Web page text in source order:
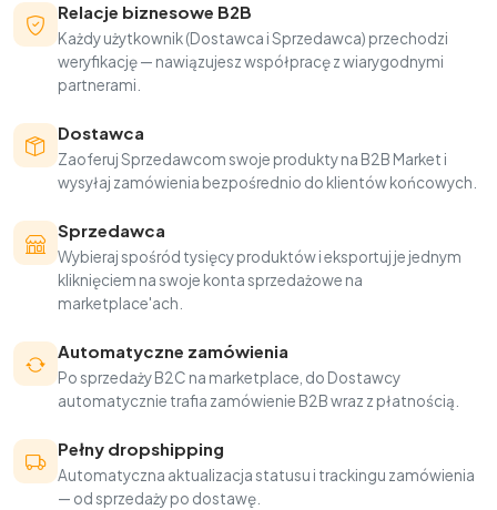
Relacje biznesowe B2B
Każdy użytkownik (Dostawca i Sprzedawca) przechodzi
weryfikację — nawiązujesz współpracę z wiarygodnymi
partnerami.
Dostawca
Zaoferuj Sprzedawcom swoje produkty na B2B Market i
wysyłaj zamówienia bezpośrednio do klientów końcowych.
Sprzedawca
Wybieraj spośród tysięcy produktów i eksportuj je jednym
kliknięciem na swoje konta sprzedażowe na
marketplace'ach.
Automatyczne zamówienia
Po sprzedaży B2C na marketplace, do Dostawcy
automatycznie trafia zamówienie B2B wraz z płatnością.
Pełny dropshipping
Automatyczna aktualizacja statusu i trackingu zamówienia
— od sprzedaży po dostawę.